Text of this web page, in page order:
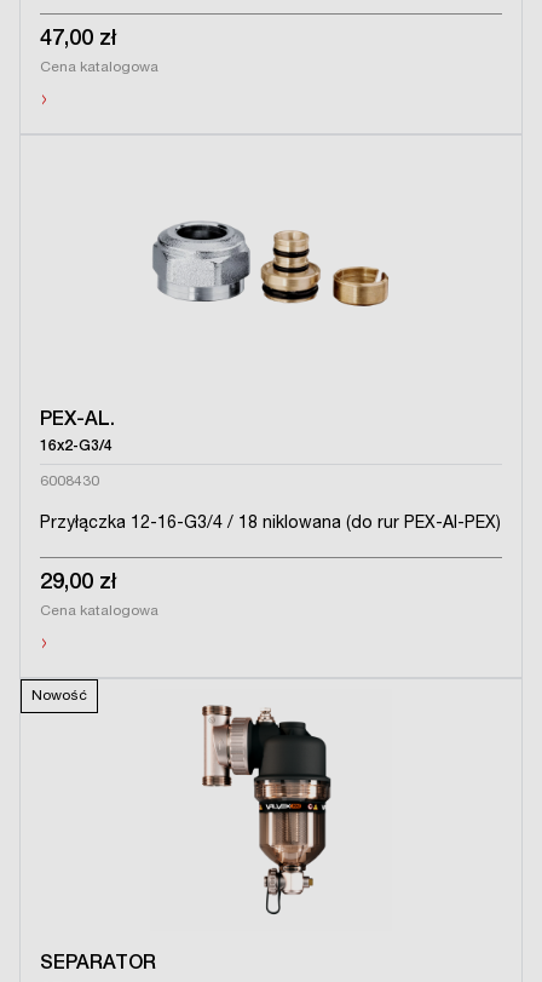
47,00 zł
Cena katalogowa
›
PEX-AL.
16x2-G3/4
6008430
Przyłączka 12-16-G3/4 / 18 niklowana (do rur PEX-Al-PEX)
29,00 zł
Cena katalogowa
›
Nowość
SEPARATOR